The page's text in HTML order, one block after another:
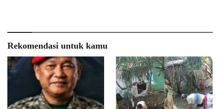
Rekomendasi untuk kamu